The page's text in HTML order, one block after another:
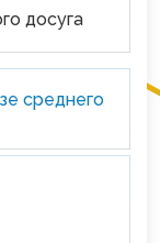
досуга
среднего